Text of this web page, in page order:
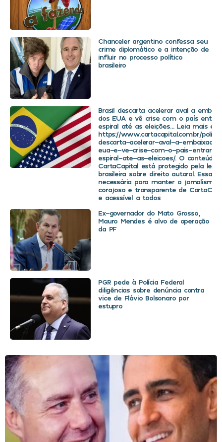
Chanceler argentino confessa seu
crime diplomático e a intenção de
influir no processo político
brasileiro
Brasil descarta acelerar aval a
dos EUA e vê crise com o país
espiral até as eleições… Leia mais em
https://www.cartacapital.com.br/
descarta-acelerar-aval-a-
eua-e-ve-crise-com-o-pais-entrar-
espiral-ate-as-eleicoes/. O conteúdo
CartaCapital está protegido pela
brasileira sobre direito autoral. Essa
necessária para manter o jornalismo
corajoso e transparente de
e acessível a todos
Ex-governador do Mato Grosso,
Mauro Mendes é alvo de operação
da PF
PGR pede à Polícia Federal
diligências sobre denúncia contra
vice de Flávio Bolsonaro por
estupro